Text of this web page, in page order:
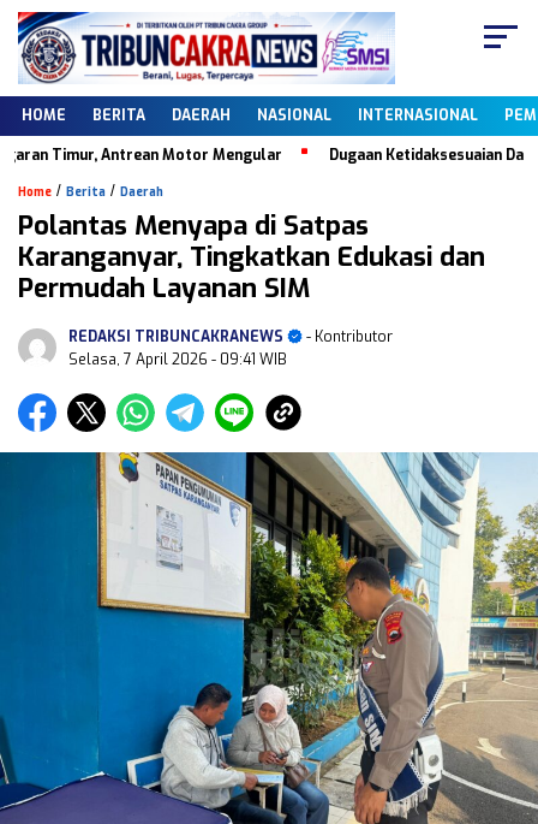
HOME BERITA DAERAH NASIONAL INTERNASIONAL
Timur, Antrean Motor Mengular Dugaan Ketidaksesuaian Data
Home / Berita / Daerah
Polantas Menyapa di Satpas
Karanganyar, Tingkatkan Edukasi dan
Permudah Layanan SIM
REDAKSI TRIBUNCAKRANEWS
- Kontributor
Selasa, 7 April 2026 - 09:41 WIB